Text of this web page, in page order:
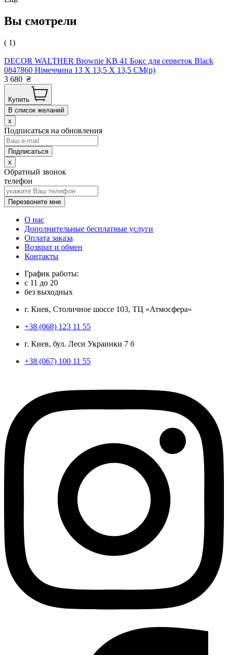
Вы смотрели
( 1)
DECOR WALTHER Brownie KB 41 Бокс для серветок Black
0847860 Німеччина 13 X 13,5 X 13,5 CM(р)
3 680 ₴
Купить
В список желаний
x
Подписаться на обновления
x
Обратный звонок
телефон
Перезвоните мне
О нас
Дополнительные бесплатные услуги
Оплата заказа
Возврат и обмен
Контакты
График работы:
с 11 до 20
без выходных
г. Киев, Столичное шоссе 103, ТЦ «Атмосфера»
+38 (068) 123 11 55
г. Киев, бул. Леси Украинки 7 б
+38 (067) 100 11 55